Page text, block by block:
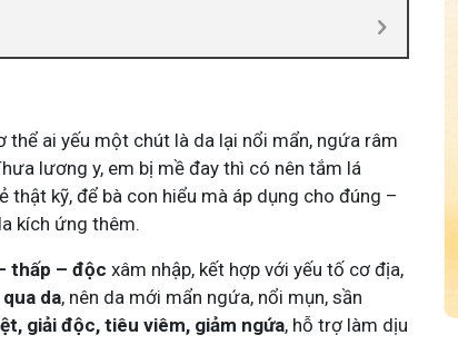
ai yếu một chút là da lại nổi mẩn, ngứa râm
lương y, em bị mề đay thì có nên tắm lá
thật kỹ, để bà con hiểu mà áp dụng cho đúng –
kích ứng thêm.
thấp – độc xâm nhập, kết hợp với yếu tố cơ địa,
da, nên da mới mẩn ngứa, nổi mụn, sần
giải độc, tiêu viêm, giảm ngứa, hỗ trợ làm dịu